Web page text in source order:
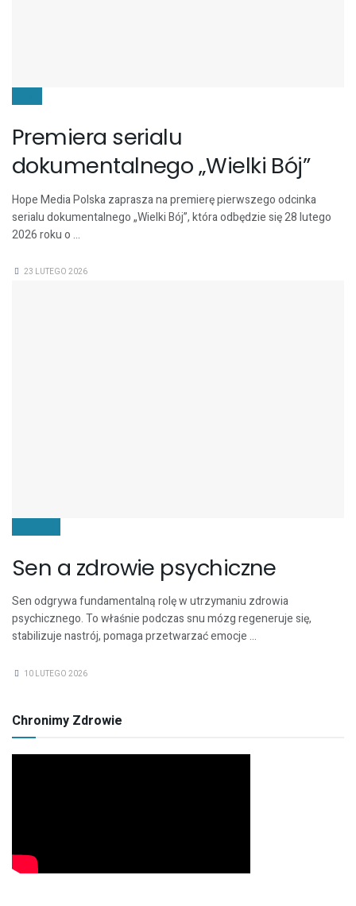
Premiera serialu
dokumentalnego „Wielki Bój”
Hope Media Polska zaprasza na premierę pierwszego odcinka
serialu dokumentalnego „Wielki Bój”, która odbędzie się 28 lutego
2026 roku o ...
23 LUTEGO 2026
Sen a zdrowie psychiczne
Sen odgrywa fundamentalną rolę w utrzymaniu zdrowia
psychicznego. To właśnie podczas snu mózg regeneruje się,
stabilizuje nastrój, pomaga przetwarzać emocje ...
10 LUTEGO 2026
Chronimy Zdrowie